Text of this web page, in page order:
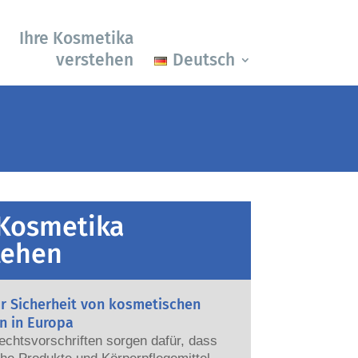
Ihre Kosmetika
verstehen
Deutsch
Sicherheit von kosmetischen
in Europa
sorgen dafür, dass